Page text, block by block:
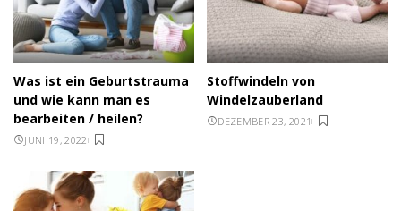
Was ist ein Geburtstrauma
und wie kann man es
bearbeiten / heilen?
JUNI 19, 2022
Stoffwindeln von
Windelzauberland
DEZEMBER 23, 2021